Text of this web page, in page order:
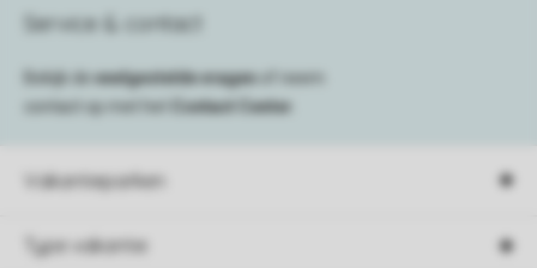
Vakantieparken
Type vakantie
Service & contact
Bekijk de veelgestelde vragen
of neem
contact op met het
Contact Center